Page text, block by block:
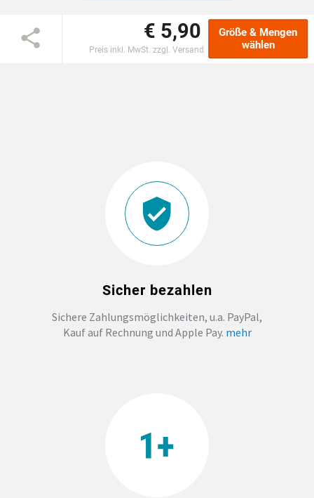
DTF BOGEN
SOCKEN PERSONALISIEREN
€ 5,90
Preis inkl. MwSt. zzgl. Versand
Größe & Mengen
wählen
Sicher bezahlen
Sichere Zahlungsmöglichkeiten, u.a. PayPal,
Kauf auf Rechnung und Apple Pay. mehr